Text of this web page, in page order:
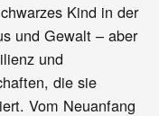
Kind in der
und Gewalt – aber
und
die sie
Vom Neuanfang